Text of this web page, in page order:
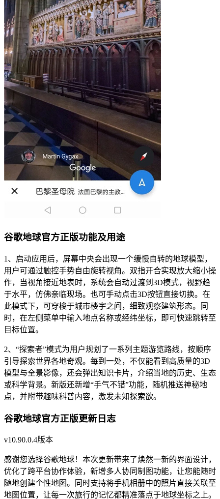
谷歌地球官方正版功能及用途
1、启动应用后，屏幕中央会出现一个缓慢自转的地球模型，
用户可通过触控手势自由旋转视角。双指开合实现放大缩小操
作，当视角接近地表时，系统会自动过渡到3D模式，视野趋
于水平，仿佛亲临现场。也可手动点击3D按钮直接切换。在
此模式下，可穿梭于城市楼宇之间，细致观察建筑形态。同
时，在左侧菜单中输入地点名称或经纬坐标，即可快速跳转至
目标位置。
2、“探索者”模式为用户规划了一系列主题游览路线，按顺序
引导探索世界各地奇观。每到一处，不仅能看到高质量的3D
模型与全景影像，还会弹出知识卡片，介绍当地的历史、生态
或科学背景。新版还新增“手气不错”功能，随机推送神秘地
点，并附带趣味科普内容，激发未知探索欲。
谷歌地球官方正版更新日志
v10.90.0.4版本
感谢您选择谷歌地球！本次更新带来了焕然一新的界面设计，
优化了跨平台协作体验，新增多人协同制图功能，让您能随时
随地创建个性地图。同时支持将手机相册中的照片直接关联至
地图位置，让每一次旅行的记忆都精准落点于地球坐标之上。